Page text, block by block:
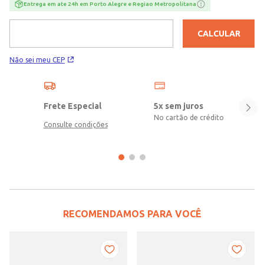
Entrega em ate 24h em Porto Alegre e Regiao Metropolitana
Não sei meu CEP
CALCULAR
Frete Especial
Consulte condições
5x sem juros
No cartão de crédito
RECOMENDAMOS PARA VOCÊ